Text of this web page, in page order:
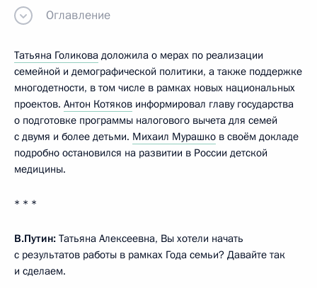
Оглавление
Татьяна Голикова доложила о мерах по реализации
семейной и демографической политики, а также поддержке
многодетности, в том числе в рамках новых национальных
проектов. Антон Котяков информировал главу государства
о подготовке программы налогового вычета для семей
с двумя и более детьми. Михаил Мурашко в своём докладе
подробно остановился на развитии в России детской
медицины.
* * *
В.Путин: Татьяна Алексеевна, Вы хотели начать
с результатов работы в рамках Года семьи? Давайте так
и сделаем.